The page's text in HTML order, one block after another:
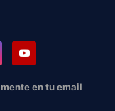
en tu email